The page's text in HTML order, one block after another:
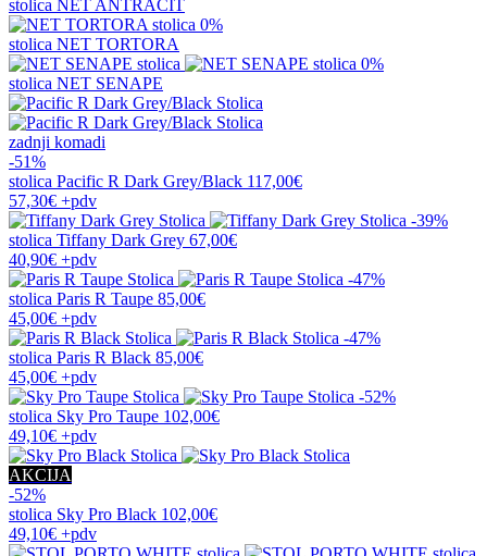
stolica NET ANTRACIT
0%
stolica NET TORTORA
0%
stolica NET SENAPE
zadnji komadi
-51%
stolica Pacific R Dark Grey/Black 117,00€
57,30€ +pdv
-39%
stolica Tiffany Dark Grey 67,00€
40,90€ +pdv
-47%
stolica Paris R Taupe 85,00€
45,00€ +pdv
-47%
stolica Paris R Black 85,00€
45,00€ +pdv
-52%
stolica Sky Pro Taupe 102,00€
49,10€ +pdv
AKCIJA
-52%
stolica Sky Pro Black 102,00€
49,10€ +pdv